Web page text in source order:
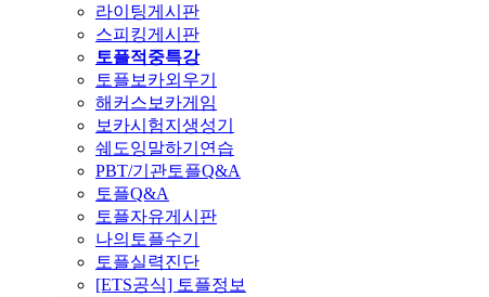
라이팅게시판
스피킹게시판
토플적중특강
토플보카외우기
해커스보카게임
보카시험지생성기
쉐도잉말하기연습
PBT/기관토플Q&A
토플Q&A
토플자유게시판
나의토플수기
토플실력진단
[ETS공식] 토플정보